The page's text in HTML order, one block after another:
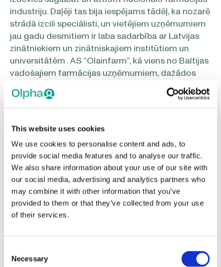
This website uses cookies
We use cookies to personalise content and ads, to
provide social media features and to analyse our traffic.
We also share information about your use of our site with
our social media, advertising and analytics partners who
may combine it with other information that you’ve
provided to them or that they’ve collected from your use
of their services.
Selection
Necessary
industriju. Daļēji tas bija iespējams tādēļ, ka nozarē
strādā izcili speciālisti, un vietējiem uzņēmumiem
jau gadu desmitiem ir laba sadarbība ar Latvijas
zinātniekiem un zinātniskajiem institūtiem un
universitātēm . AS “Olainfarm”, kā viens no Baltijas
vadošajiem farmācijas uzņēmumiem, dažādos
veidos sniedz savu ieguldījumu, lai šī mūsu valstij
tik nozīmīgā industrija būtu tikpat spēcīga arī pēc
zinātne un farmācijas nozare attīstītos arī
turpmāk,” uzsver AS “Olainfarm” valdes
priekšsēdētājs Juris Bundulis.
Dr.h.c.biol. Jura Bunduļa ievēlēšana par LZA goda
doktoru ļaus nostiprināt ilglaicīgas sadarbības